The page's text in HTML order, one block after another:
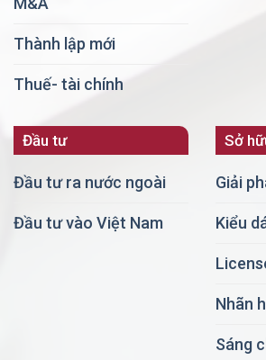
Thành lập mới
Thuế- tài chính
Đầu tư
Đầu tư ra nước ngoài
Đầu tư vào Việt Nam
Sở
Giải
Kiểu
Nhãn
Sáng